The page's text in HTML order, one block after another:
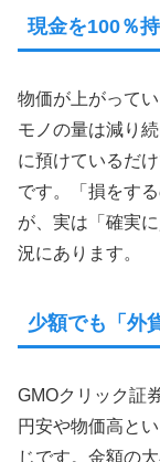
現金を100％
物価が上がって
モノの量は減り
に預けているだ
です。「損をす
が、実は「確実
況にあります。
少額でも「外
GMOクリック証
円安や物価高と
じです。金額の